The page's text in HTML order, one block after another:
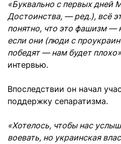
«Буквально с первых дней
Достоинства, — ред.), всё
понятно, что это фашизм —
если они (люди с
победят — нам будет плохо»
интервью.
Впоследствии он начал
поддержку сепаратизма.
«Хотелось, чтобы нас
воевать, но украинская